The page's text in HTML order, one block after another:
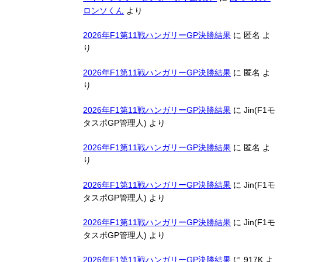
ロンソくん より
2026年F1第11戦ハンガリーGP決勝結果 に 匿名 よ
り
2026年F1第11戦ハンガリーGP決勝結果 に 匿名 よ
り
2026年F1第11戦ハンガリーGP決勝結果 にJin(F1モ
タスポGP管理人) より
2026年F1第11戦ハンガリーGP決勝結果 に 匿名 よ
り
2026年F1第11戦ハンガリーGP決勝結果 にJin(F1モ
タスポGP管理人) より
2026年F1第11戦ハンガリーGP決勝結果 にJin(F1モ
タスポGP管理人) より
2026年F1第11戦ハンガリーGP決勝結果 に917K よ